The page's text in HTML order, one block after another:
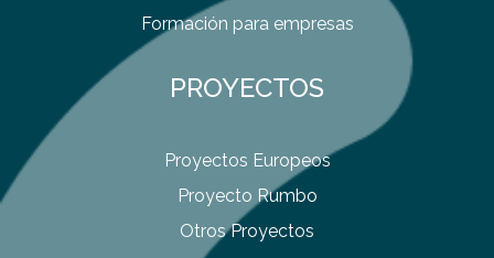
Formación para empresas
PROYECTOS
Proyectos Europeos
Proyecto Rumbo
Otros Proyectos